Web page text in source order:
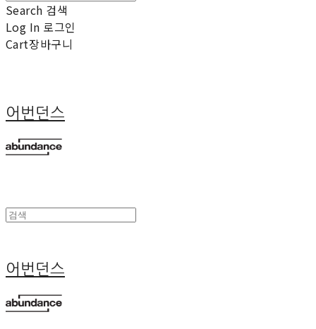
Search 검색
Log In 로그인
Cart장바구니
어번던스
어번던스